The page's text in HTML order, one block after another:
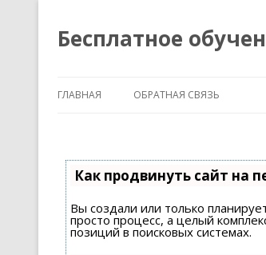
Бесплатное
ГЛАВНАЯ ОБРАТНАЯ СВЯЗЬ
Как продвинуть сайт на
Вы создали или только
просто процесс, а целый
позиций в поисковых системах.